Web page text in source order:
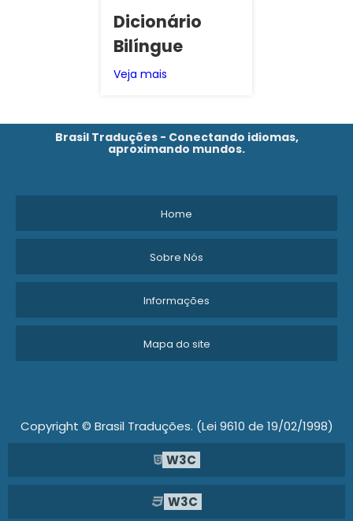
Dicionário
Bilíngue
Veja mais
Brasil Traduções - Conectando idiomas,
aproximando mundos.
Home
Sobre Nós
Informações
Mapa do site
Copyright © Brasil Traduções. (Lei 9610 de 19/02/1998)
W3C
W3C